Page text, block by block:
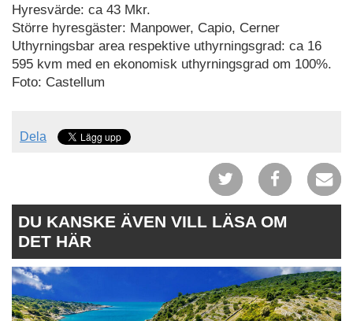
Hyresvärde: ca 43 Mkr.
Större hyresgäster: Manpower, Capio, Cerner
Uthyrningsbar area respektive uthyrningsgrad: ca 16
595 kvm med en ekonomisk uthyrningsgrad om 100%.
Foto: Castellum
Dela
DU KANSKE ÄVEN VILL LÄSA OM
DET HÄR